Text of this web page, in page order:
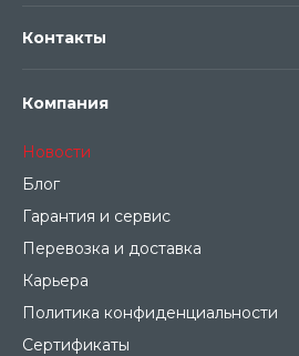
Компания
Новости
Блог
Гарантия и сервис
Перевозка и доставка
Карьера
Политика конфиденциальности
Сертификаты
Контакты